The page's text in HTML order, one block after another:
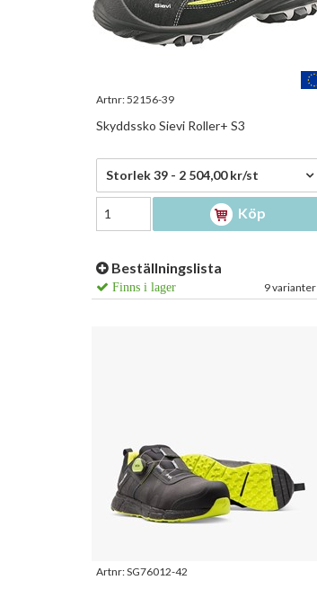
Artnr:52156-39
Skyddssko Sievi Roller+ S3
2 504,00 kr/st
Storlek 39 - 2 504,00 kr/st
Köp
Beställningslista
Finns i lager 9 varianter
Artnr:SG76012-42